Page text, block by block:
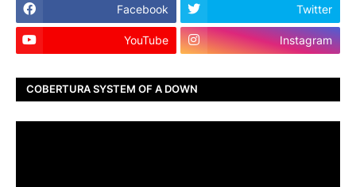
Facebook Twitter
YouTube Instagram
COBERTURA SYSTEM OF A DOWN